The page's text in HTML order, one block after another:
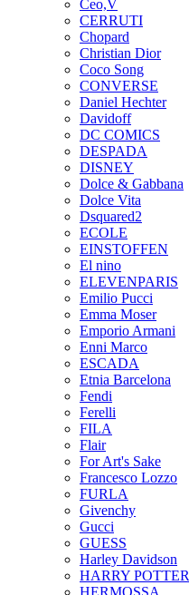
Ceo,V
CERRUTI
Chopard
Christian Dior
Coco Song
CONVERSE
Daniel Hechter
Davidoff
DC COMICS
DESPADA
DISNEY
Dolce & Gabbana
Dolce Vita
Dsquared2
ECOLE
EINSTOFFEN
El nino
ELEVENPARIS
Emilio Pucci
Emma Moser
Emporio Armani
Enni Marco
ESCADA
Etnia Barcelona
Fendi
Ferelli
FILA
Flair
For Art's Sake
Francesco Lozzo
FURLA
Givenchy
Gucci
GUESS
Harley Davidson
HARRY POTTER
HERMOSSA